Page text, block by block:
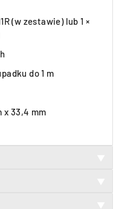
(w zestawie) lub 1 ×
do 1 m
x 33,4 mm